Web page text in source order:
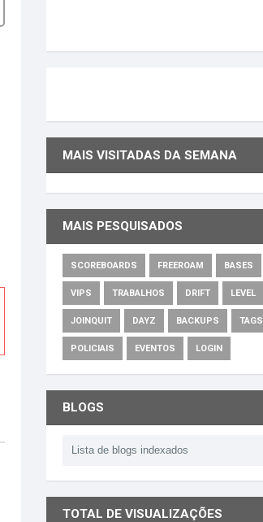
MAIS VISITADAS DA SEMANA
MAIS PESQUISADOS
SCOREBOARDS FREEROAM BASES
VIPS TRABALHOS DRIFT LEVEL
JOINQUIT DAYZ BACKUPS TAGS
POLICIAIS EVENTOS LOGIN
BLOGS
TOTAL DE VISUALIZAÇÕES